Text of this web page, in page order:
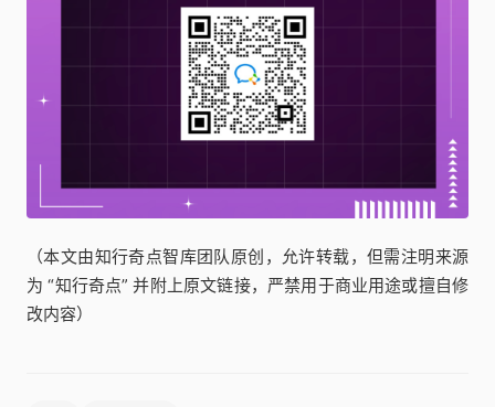
（本文由知行奇点智库团队原创，允许转载，但需注明来源
为 “知行奇点” 并附上原文链接，严禁用于商业用途或擅自修
改内容）